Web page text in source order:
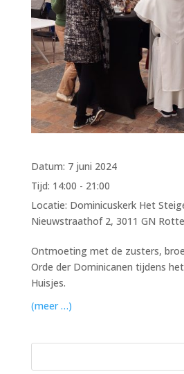
Datum: 7 juni 2024
Tijd: 14:00 - 21:00
Locatie: Dominicuskerk Het
Nieuwstraathof 2, 3011 GN
Ontmoeting met de zusters,
Orde der Dominicanen tijdens
Huisjes.
(meer …)